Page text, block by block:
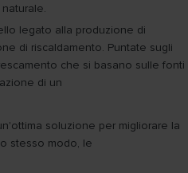
legato alla produzione di
di riscaldamento. Puntate sugli
che si basano sulle fonti
di un
soluzione per migliorare la
stesso modo, le